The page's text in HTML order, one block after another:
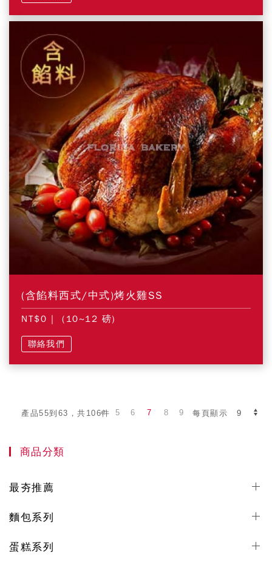
(含餡料西式/中式)烤火雞SS
NT$0 | (10~12 磅)
聯絡我們
產品55到63，共106件 每頁顯示
5 6 7 8 9
商品分類
最夯推薦
麵包系列
蛋糕系列